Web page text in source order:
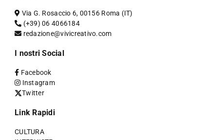
Via G. Rosaccio 6, 00156 Roma (IT)
(+39) 06 4066184
redazione@vivicreativo.com
I nostri Social
Facebook
Instagram
Twitter
Link Rapidi
CULTURA